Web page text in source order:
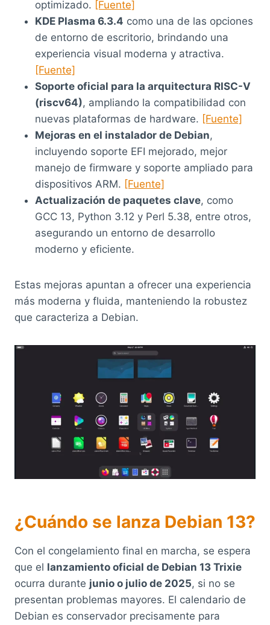
optimizado. [Fuente]
KDE Plasma 6.3.4 como una de las opciones
de entorno de escritorio, brindando una
experiencia visual moderna y atractiva.
[Fuente]
Soporte oficial para la arquitectura RISC-V
(riscv64), ampliando la compatibilidad con
nuevas plataformas de hardware. [Fuente]
Mejoras en el instalador de Debian,
incluyendo soporte EFI mejorado, mejor
manejo de firmware y soporte ampliado para
dispositivos ARM. [Fuente]
Actualización de paquetes clave, como
GCC 13, Python 3.12 y Perl 5.38, entre otros,
asegurando un entorno de desarrollo
moderno y eficiente.
Estas mejoras apuntan a ofrecer una experiencia
más moderna y fluida, manteniendo la robustez
que caracteriza a Debian.
¿Cuándo se lanza Debian 13?
Con el congelamiento final en marcha, se espera
que el lanzamiento oficial de Debian 13 Trixie
ocurra durante junio o julio de 2025, si no se
presentan problemas mayores. El calendario de
Debian es conservador precisamente para